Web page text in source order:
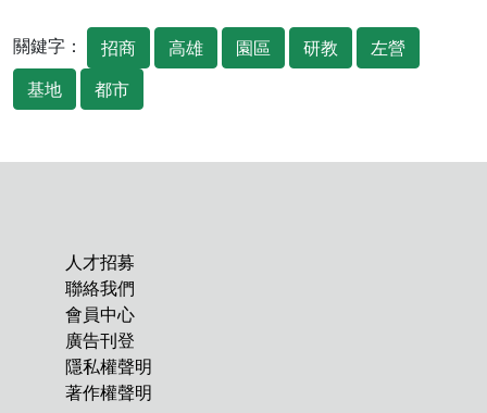
關鍵字： 招商 高雄 園區 研教
左營
基地
都市
人才招募
聯絡我們
會員中心
廣告刊登
隱私權聲明
著作權聲明